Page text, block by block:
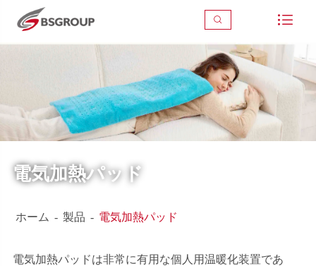
 
電気加熱パッド
ホーム 製品 電気加熱パッド
電気加熱パッドは非常に有用な個人用温暖化装置であ